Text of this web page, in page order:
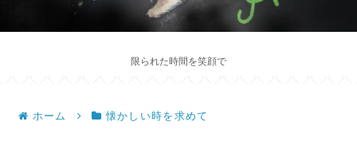
限られた時間を笑顔で
ホーム 懐かしい時を求めて